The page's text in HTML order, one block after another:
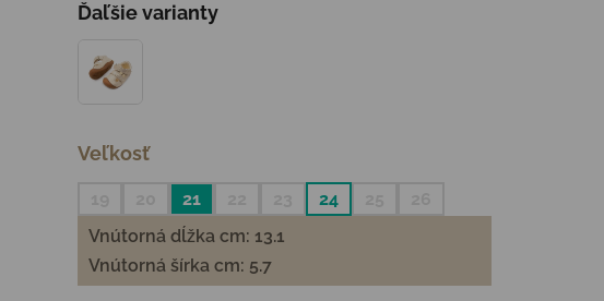
Ďaľšie varianty
Veľkosť
21 24
Vnútorná dĺžka cm: 13.1
Vnútorná šírka cm: 5.7